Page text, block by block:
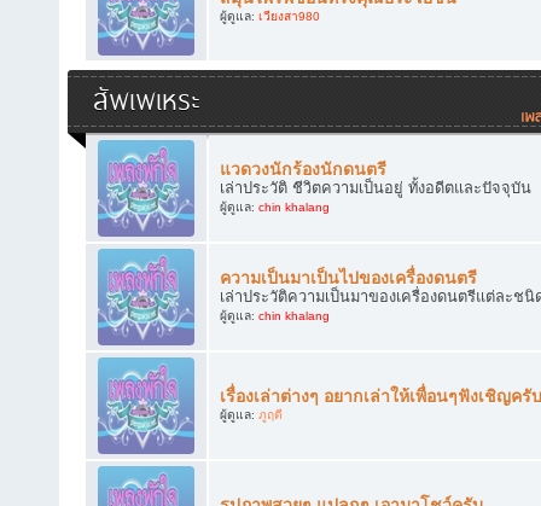
ผู้ดูแล: เวียงสา980
สัพเพเหระ
แวดวงนักร้องนักดนตรี
เล่าประวัติ ชีวิตความเป็นอยู่ ทั้งอดีตและปัจจุบัน
ผู้ดูแล: chin khalang
ความเป็นมาเป็นไปของเครื่องดนตรี
เล่าประวัติความเป็นมาของเครื่องดนตรีแต่ละชนิ
ผู้ดูแล: chin khalang
เรื่องเล่าต่างๆ อยากเล่าให้เพื่อนๆฟังเชิญครับ
ผู้ดูแล: ภูฤดี